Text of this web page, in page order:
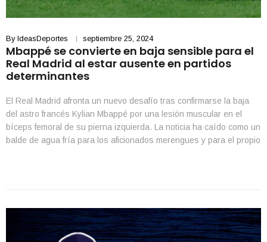
By IdeasDeportes septiembre 25, 2024
Mbappé se convierte en baja sensible para el
Real Madrid al estar ausente en partidos
determinantes
El Real Madrid afronta un nuevo desafío tras confirmarse la baja
del astro francés Kylian Mbappé por una lesión muscular en el
bíceps femoral de su pierna izquierda. La noticia ha caído como un
balde de agua fría para los aficionados merengues y para el propio